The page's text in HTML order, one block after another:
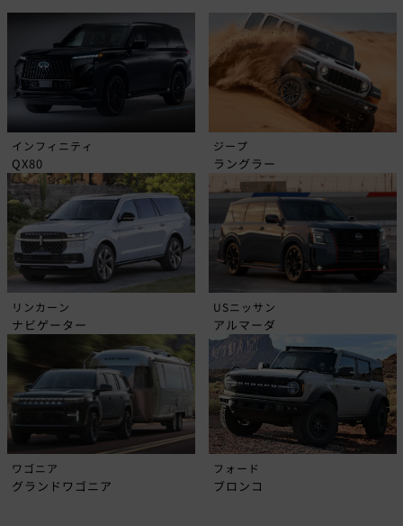
インフィニティ
QX80
ジープ
ラングラー
リンカーン
ナビゲーター
USニッサン
アルマーダ
ワゴニア
グランドワゴニア
フォード
ブロンコ